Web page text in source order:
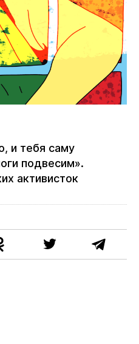
и тебя саму
подвесим».
активисток